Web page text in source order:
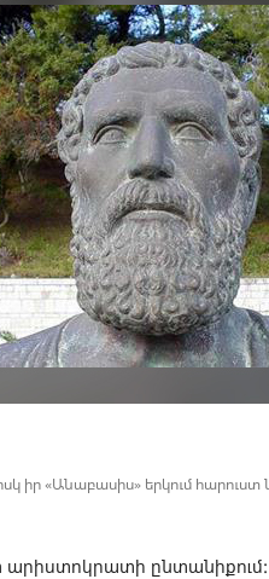
իր «Անաբասիս» երկում
արիստոկրատի